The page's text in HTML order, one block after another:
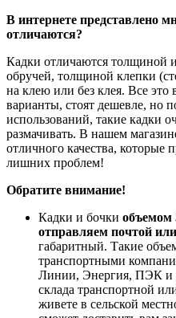
В интернете представлено
отличаются?
Кадки отличаются толщиной
обручей, толщиной клепки
на клею или без клея. Все
варианты, стоят дешевле, но
использований, такие кадки
размачивать. В нашем
отличного качества, которые
лишних проблем!
Обратите внимание!
Кадки и бочки объемом
отправляем почтой
габаритный. Такие
транспортными
Линии, Энергия, ПЭК и
склада транспортной
живете в сельской